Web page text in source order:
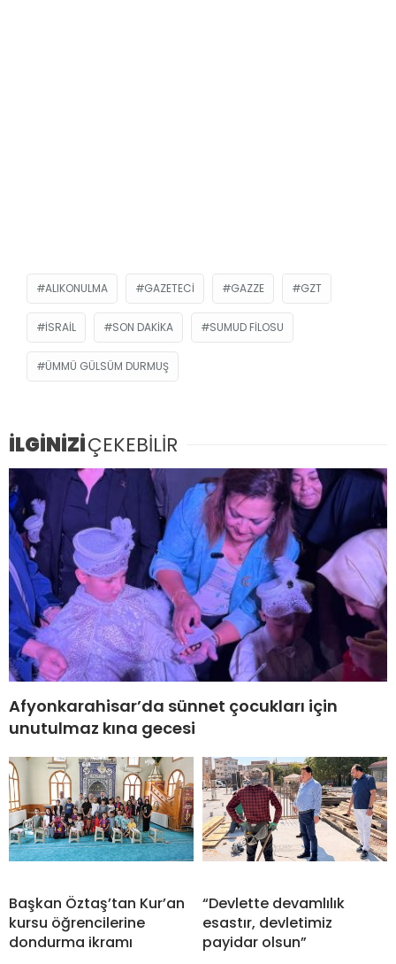
ALIKONULMA GAZETECI GAZZE GZT
ISRAIL SON DAKIKA SUMUD FILOSU
ÜMMÜ GÜLSÜM DURMUŞ
İLGİNİZİÇEKEBİLİR
Afyonkarahisar’da sünnet çocukları için
unutulmaz kına gecesi
Başkan Öztaş’tan Kur’an
kursu öğrencilerine
dondurma ikramı
“Devlette devamlılık
esastır, devletimiz
payidar olsun”